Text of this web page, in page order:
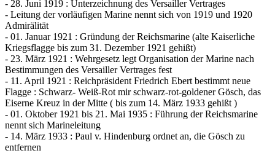
- 28. Juni 1919 : Unterzeichnung des Versailler Vertrages
- Leitung der vorläufigen Marine nennt sich von 1919 und 1920
Admirälität
- 01. Januar 1921 : Gründung der Reichsmarine (alte Kaiserliche
Kriegsflagge bis zum 31. Dezember 1921 gehißt)
- 23. März 1921 : Wehrgesetz legt Organisation der Marine nach
Bestimmungen des Versailler Vertrages fest
- 11. April 1921 : Reichpräsident Friedrich Ebert bestimmt neue
Flagge : Schwarz- Weiß-Rot mir schwarz-rot-goldener Gösch, das
Eiserne Kreuz in der Mitte ( bis zum 14. März 1933 gehißt )
- 01. Oktober 1921 bis 21. Mai 1935 : Führung der Reichsmarine
nennt sich Marineleitung
- 14. März 1933 : Paul v. Hindenburg ordnet an, die Gösch zu
entfernen